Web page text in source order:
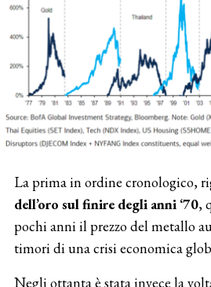
La prima in ordine cronologico,
dell’oro sul finire degli anni ‘70,
pochi anni il prezzo del metallo
timori di una crisi economica
Negli ottanta è stata invece la